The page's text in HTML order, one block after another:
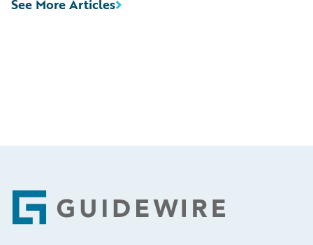
See More Articles
Footer